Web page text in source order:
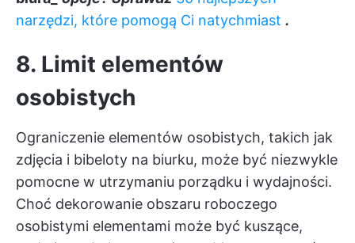
narzędzi, które pomogą Ci natychmiast .
8. Limit elementów
osobistych
Ograniczenie elementów osobistych, takich jak
zdjęcia i bibeloty na biurku, może być niezwykle
pomocne w utrzymaniu porządku i wydajności.
Choć dekorowanie obszaru roboczego
osobistymi elementami może być kuszące,